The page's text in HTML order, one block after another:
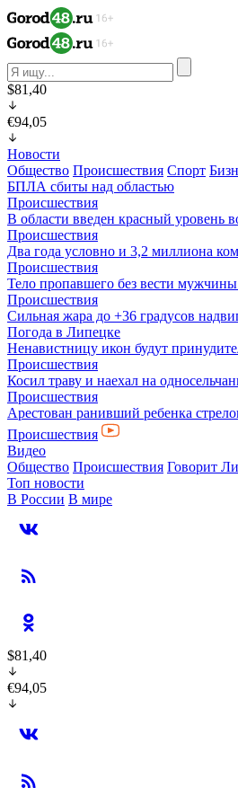
$81,40
€94,05
Новости
Общество Происшествия Спорт
БПЛА сбиты над областью
Происшествия
В области введен красный уровень
Происшествия
Два года условно и 3,2 миллиона
Происшествия
Тело пропавшего без вести
Происшествия
Сильная жара до +36 градусов
Погода в Липецке
Ненавистницу икон будут
Происшествия
Косил траву и наехал на
Происшествия
Арестован ранивший ребенка
Происшествия
Видео
Общество Происшествия Говорит
Топ новости
В России В мире
$81,40
€94,05